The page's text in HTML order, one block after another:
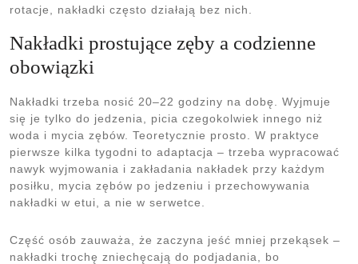
rotacje, nakładki często działają bez nich.
Nakładki prostujące zęby a codzienne
obowiązki
Nakładki trzeba nosić 20–22 godziny na dobę. Wyjmuje
się je tylko do jedzenia, picia czegokolwiek innego niż
woda i mycia zębów. Teoretycznie prosto. W praktyce
pierwsze kilka tygodni to adaptacja – trzeba wypracować
nawyk wyjmowania i zakładania nakładek przy każdym
posiłku, mycia zębów po jedzeniu i przechowywania
nakładki w etui, a nie w serwetce.
Część osób zauważa, że zaczyna jeść mniej przekąsek –
nakładki trochę zniechęcają do podjadania, bo